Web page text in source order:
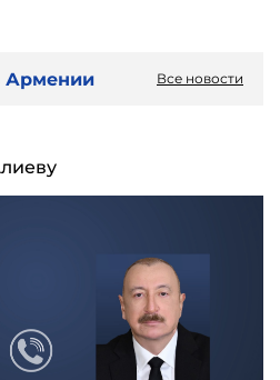
Армении Все новости